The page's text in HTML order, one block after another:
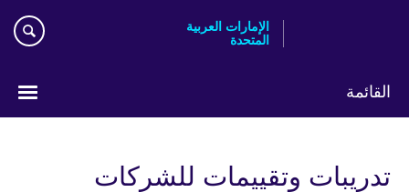
الإمارات العربية
المتحدة
القائمة
تدريبات وتقييمات للشركات